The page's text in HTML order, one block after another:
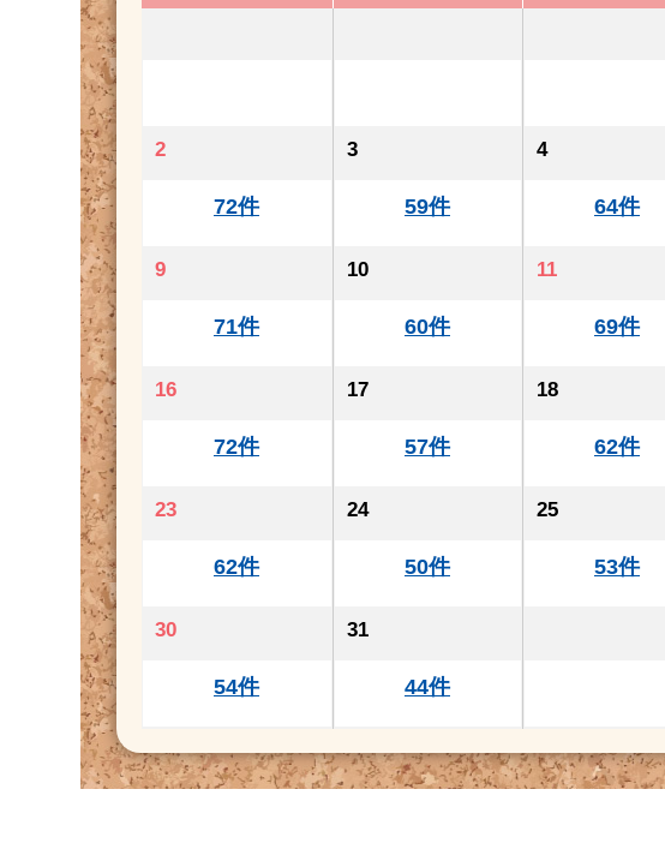
2
72件
3
59件
4
64件
9
71件
10
60件
11
69件
16
72件
17
57件
18
62件
23
62件
24
50件
25
53件
30
54件
31
44件